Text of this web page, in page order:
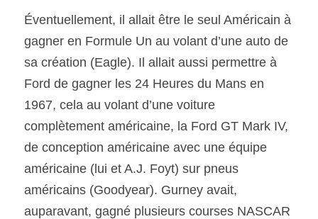
Éventuellement, il allait être le seul Américain à
gagner en Formule Un au volant d’une auto de
sa création (Eagle). Il allait aussi permettre à
Ford de gagner les 24 Heures du Mans en
1967, cela au volant d’une voiture
complètement américaine, la Ford GT Mark IV,
de conception américaine avec une équipe
américaine (lui et A.J. Foyt) sur pneus
américains (Goodyear). Gurney avait,
auparavant, gagné plusieurs courses NASCAR